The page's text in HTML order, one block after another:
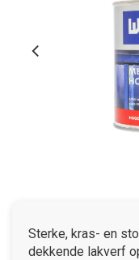
Sterke, kras- en
dekkende lakverf